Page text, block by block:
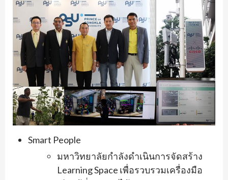
Smart People
มหาวิทยาลัยกำลังดำเนินการจัดสร้าง
Learning Space เพื่อรวบรวมเครื่องมือ